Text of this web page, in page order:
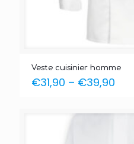
Veste cuisinier homme
€31,90 – €39,90